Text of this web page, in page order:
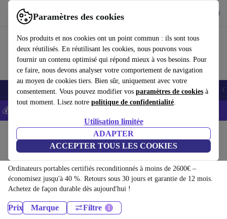
Paramètres des cookies
Nos produits et nos cookies ont un point commun : ils sont tous
deux réutilisés. En réutilisant les cookies, nous pouvons vous
fournir un contenu optimisé qui répond mieux à vos besoins. Pour
ce faire, nous devons analyser votre comportement de navigation
au moyen de cookies tiers. Bien sûr, uniquement avec votre
consentement. Vous pouvez modifier vos paramètres de cookies à
tout moment. Lisez notre politique de confidentialité.
Utilisation limitée
ADAPTER
ACCEPTER TOUS LES COOKIES
Utilisez refurbed rapidement et facilement
Smartphones Laptops Tablettes Montres connectées Accessoires
💰-5% EXTRA sur les iPhones – Code: IPHONEDEAL -
Ordinateurs portables:
Ordinateurs portables certifiés reconditionnés à moins de 2600€ –
économisez jusqu'à 40 %. Retours sous 30 jours et garantie de 12 mois.
Achetez de façon durable dès aujourd'hui !
Prix Marque Filtre